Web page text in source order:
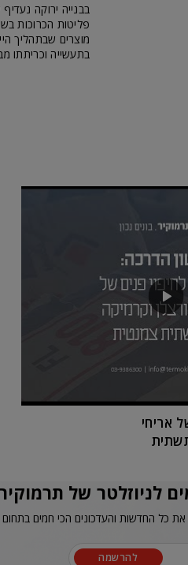
בבנייה ירוקה
פליטות הכרוכות
מוצרים שבתהליך
בתעשייה וכריתתו
אריחי
לניוזלטר של
את כל החדשות והעדכונים הכי חמים בתחום
להרשמה